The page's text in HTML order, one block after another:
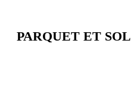
PARQUET ET